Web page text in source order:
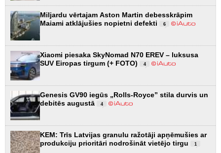
Miljardu vērtajam Aston Martin debesskrāpim
Maiami atklājušies nopietni defekti
6
Xiaomi piesaka SkyNomad N70 EREV – luksusa
SUV Eiropas tirgum (+ FOTO)
4
Genesis GV90 iegūs „Rolls-Royce” stila durvis un
debitēs augustā
4
KEM: Trīs Latvijas granulu ražotāji apņēmušies ar
produkciju prioritāri nodrošināt vietējo tirgu
1